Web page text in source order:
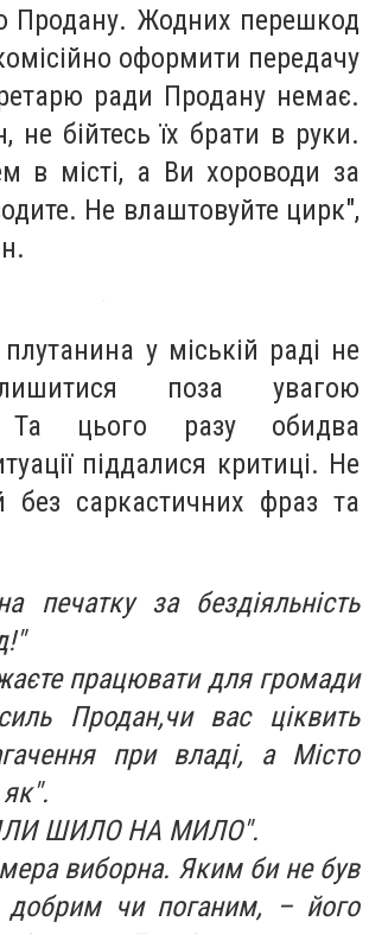
Продану. Жодних перешкод
оформити передачу
ради Продану немає.
не бійтесь їх брати в руки.
в місті, а Ви хороводи за
Не влаштовуйте цирк",
у міській раді не
поза увагою
Та цього разу обидва
піддалися критиці. Не
без саркастичних фраз та
печатку за бездіяльність
працювати для громади
Продан,чи вас ціквить
при владі, а Місто
як".
ШИЛО НА МИЛО".
виборна. Яким би не був
добрим чи поганим, – його